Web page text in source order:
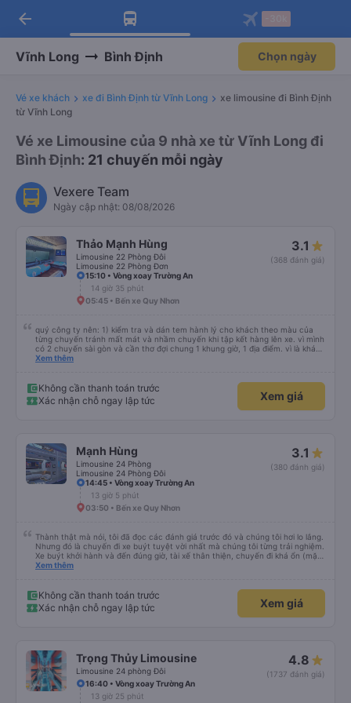
Tải app Vexere ngay!
Nhận ưu đãi thành viên độc
Mở app
Tải app Vexere
-30k/ghế khi đặt vé máy bay qua
Mở app
arrow_back
Vĩnh Long Bình Định Chọn ngày
Vé xe khách xe đi Bình Định từ Vĩnh Long
xe limousine đi Bình Định
từ Vĩnh Long
Vé xe Limousine của 9 nhà xe từ Vĩnh Long đi
Bình Định: 21 chuyến mỗi ngày
Vexere Team
Ngày cập nhật: 08/08/2026
Thảo Mạnh Hùng
Limousine 22 Phòng Đôi
Limousine 22 Phòng Đơn
3.1
(368 đánh giá)
15:10 • Vòng xoay Trường An
14 giờ 35 phút
05:45 • Bến xe Quy Nhơn
quý công ty nên: 1) kiểm tra và dán tem hành lý cho khách theo màu của
từng chuyến tránh mất mát và nhầm chuyến khi tập kết hàng lên xe. vì mình
có 2 chuyến sài gòn và cần thơ đợi chung 1 khung giờ, 1 địa điểm. vì là khách
thân thiết của quý công ty nên rất hài lòng và tin tưởng. tuy nhiên rất mong
thì chắc chắn quy công ty là nhà xe được yêu thích và lựa chọn số 1 quy
nhơn. rất cảm ơn quý anh chị em cty cũng như chị Thảo đã lắng nghe và
tiếp nhận. " khách hàng thân thiết nhiều năm của nhà xe từ thời sinh viên"
Xem thêm
Không cần thanh toán trước
Xác nhận chỗ ngay lập tức
Xem giá
Mạnh Hùng
Limousine 24 Phòng
Limousine 24 Phòng Đôi
3.1
(380 đánh giá)
14:45 • Vòng xoay Trường An
13 giờ 5 phút
03:50 • Bến xe Quy Nhơn
Thành thật mà nói, tôi đã đọc các đánh giá trước đó và chúng tôi hơi lo lắng.
Nhưng đó là chuyến đi xe buýt tuyệt vời nhất mà chúng tôi từng trải nghiệm.
Xe buýt khởi hành và đến đúng giờ, tài xế thân thiện, chuyến đi khá ổn (mặc
dù vẫn hơi xóc, nhưng đó là đặc trưng của Việt Nam ^^), và chỗ ngồi thoải
Xem thêm
Không cần thanh toán trước
Xác nhận chỗ ngay lập tức
Xem giá
Trọng Thủy Limousine
Limousine 24 phòng Đôi
4.8
(1737 đánh giá)
16:40 • Vòng xoay Trường An
13 giờ 25 phút